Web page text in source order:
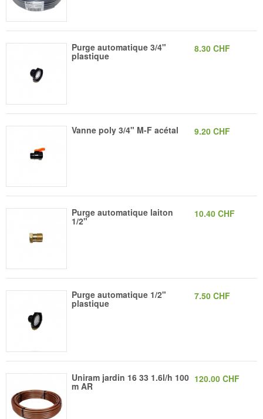
Purge automatique 3/4"
plastique
8.30 CHF
Vanne poly 3/4" M-F acétal 9.20 CHF
Purge automatique laiton
1/2"
10.40 CHF
Purge automatique 1/2"
plastique
7.50 CHF
Uniram jardin 16 33 1.6l/h 100
m AR
120.00 CHF